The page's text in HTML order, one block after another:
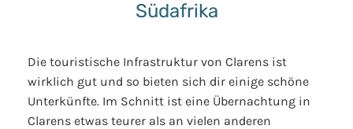
Südafrika
Die touristische Infrastruktur von Clarens ist
wirklich gut und so bieten sich dir einige schöne
Unterkünfte. Im Schnitt ist eine Übernachtung in
Clarens etwas teurer als an vielen anderen